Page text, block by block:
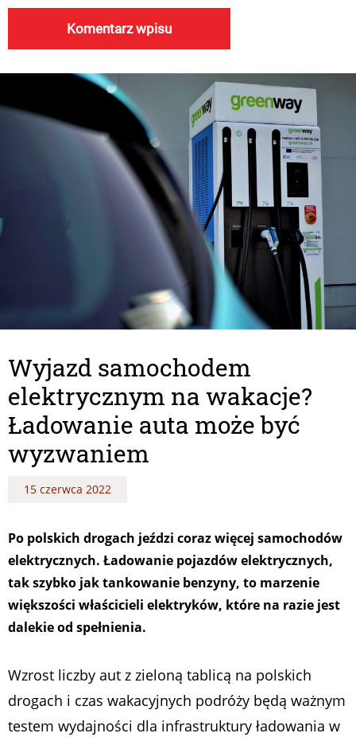
Wyjazd samochodem
elektrycznym na wakacje?
Ładowanie auta może być
wyzwaniem
15 czerwca 2022
Po polskich drogach jeździ coraz więcej samochodów
elektrycznych. Ładowanie pojazdów elektrycznych,
tak szybko jak tankowanie benzyny, to marzenie
większości właścicieli elektryków, które na razie jest
dalekie od spełnienia.
Wzrost liczby aut z zieloną tablicą na polskich
drogach i czas wakacyjnych podróży będą ważnym
testem wydajności dla infrastruktury ładowania w